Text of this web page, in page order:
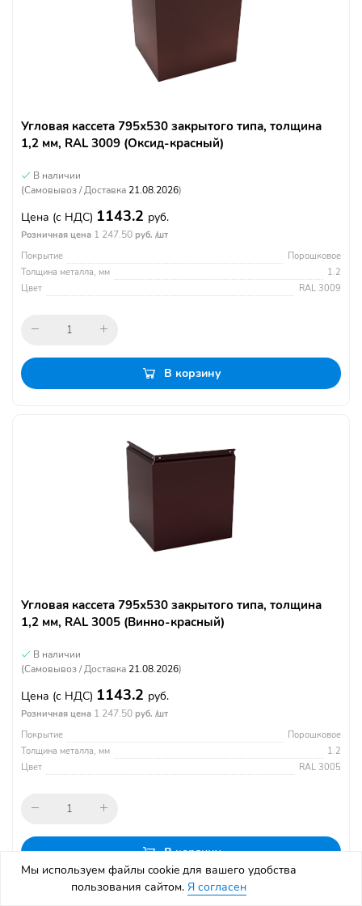
Угловая кассета 795х530 закрытого типа, толщина
1,2 мм, RAL 3009 (Оксид-красный)
В наличии
(Самовывоз / Доставка 21.08.2026)
Цена (с НДС) 1143.2 руб.
Розничная цена 1 247.50 руб. /шт
Покрытие
Порошковое
Толщина металла, мм
1.2
Цвет
RAL 3009
В корзину
Угловая кассета 795х530 закрытого типа, толщина
1,2 мм, RAL 3005 (Винно-красный)
В наличии
(Самовывоз / Доставка 21.08.2026)
Цена (с НДС) 1143.2 руб.
Розничная цена 1 247.50 руб. /шт
Покрытие
Порошковое
Толщина металла, мм
1.2
Цвет
RAL 3005
В корзину
Мы используем файлы cookie для вашего удобства
пользования сайтом. Я согласен